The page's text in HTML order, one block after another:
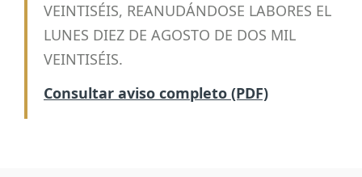
VEINTISÉIS, REANUDÁNDOSE LABORES EL
LUNES DIEZ DE AGOSTO DE DOS MIL
VEINTISÉIS.
Consultar aviso completo (PDF)